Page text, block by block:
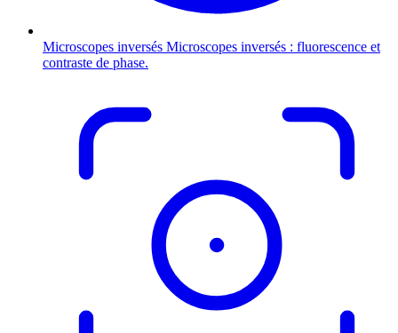
Microscopes inversés Microscopes inversés : fluorescence et
contraste de phase.